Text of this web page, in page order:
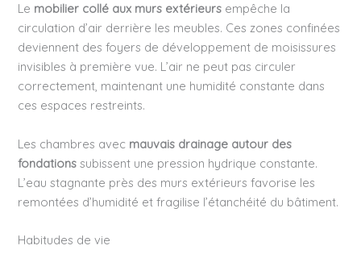
Le mobilier collé aux murs extérieurs empêche la
circulation d’air derrière les meubles. Ces zones confinées
deviennent des foyers de développement de moisissures
invisibles à première vue. L’air ne peut pas circuler
correctement, maintenant une humidité constante dans
ces espaces restreints.
Les chambres avec mauvais drainage autour des
fondations subissent une pression hydrique constante.
L’eau stagnante près des murs extérieurs favorise les
remontées d’humidité et fragilise l’étanchéité du bâtiment.
Habitudes de vie